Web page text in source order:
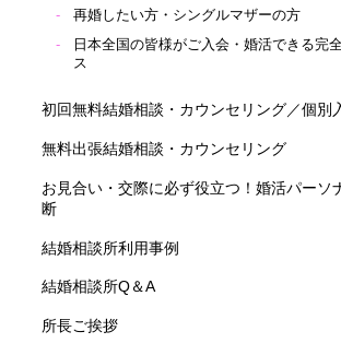
再婚したい方・シングルマザーの方
日本全国の皆様がご入会・婚活できる完
ス
初回無料結婚相談・カウンセリング／個別
無料出張結婚相談・カウンセリング
お見合い・交際に必ず役立つ！婚活パーソ
断
結婚相談所利用事例
結婚相談所Q＆A
所長ご挨拶